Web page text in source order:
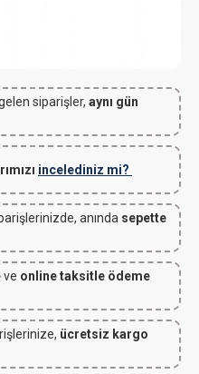
siparişler, aynı gün
incelediniz mi?
anında sepette
ve online taksitle ödeme
ücretsiz kargo